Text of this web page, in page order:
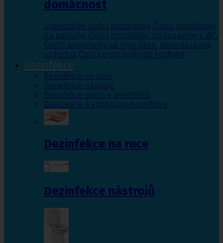
domácnost
Univerzální čistící prostředky, Čistící prostředky
na podlahy, Čisticí prostředky do koupelny a WC,
Čistící prostředky na mytí oken, Neutralizátory
vzduchu, Čistící prostředky do kuchyně
Dezinfekce
Dezinfekce na ruce
Dezinfekce nástrojů
Dezinfekce ploch a předmětů
Dávkovače a aplikátory dezinfekce
Dezinfekce na ruce
Dezinfekce nástrojů